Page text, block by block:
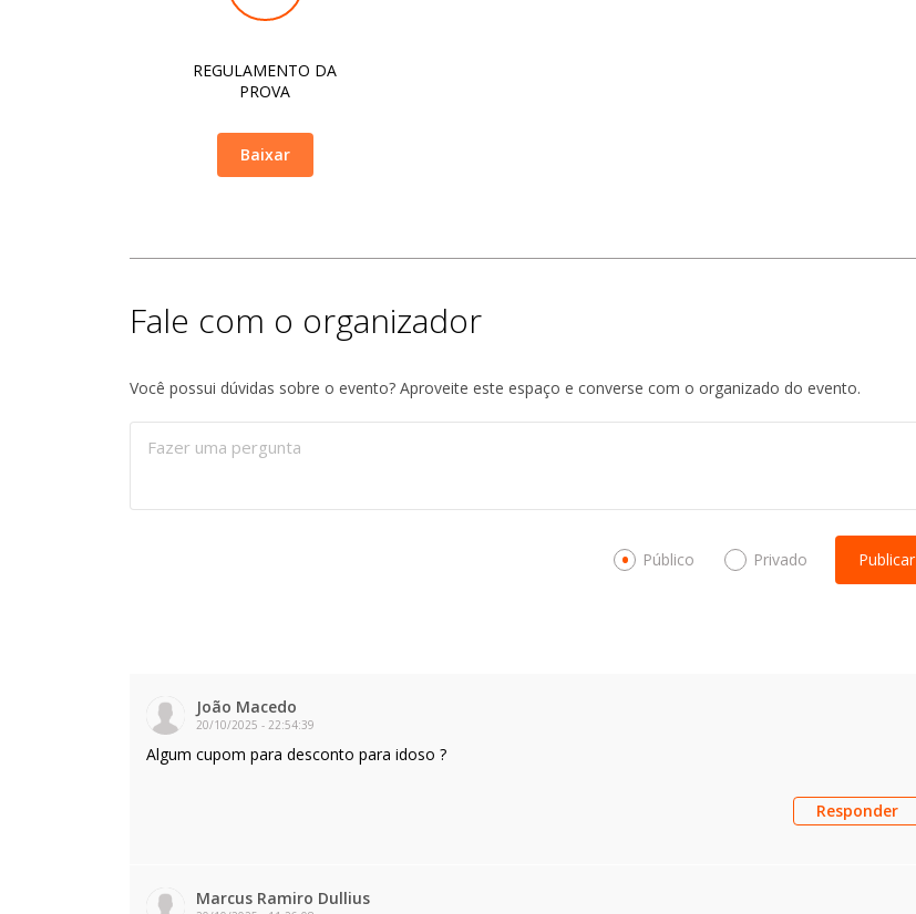
REGULAMENTO DA
PROVA
Baixar
Fale com o organizador
Você possui dúvidas sobre o evento? Aproveite este espaço e converse com o organizado do evento.
Publicar
Privado
Público
João Macedo
20/10/2025 - 22:54:39
Algum cupom para desconto para idoso ?
Responder
Marcus Ramiro Dullius